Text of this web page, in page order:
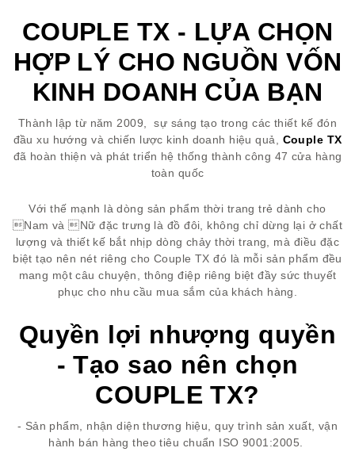
COUPLE TX - LỰA CHỌN
HỢP LÝ CHO NGUỒN VỐN
KINH DOANH CỦA BẠN
Thành lập từ năm 2009, sự sáng tạo trong các thiết kế đón
đầu xu hướng và chiến lược kinh doanh hiệu quả, Couple TX
đã hoàn thiện và phát triển hệ thống thành công 47 cửa hàng
toàn quốc
Với thế mạnh là dòng sản phẩm thời trang trẻ dành cho
Nam và Nữ đặc trưng là đồ đôi, không chỉ dừng lại ở chất
lượng và thiết kế bắt nhịp dòng chảy thời trang, mà điều đặc
biệt tạo nên nét riêng cho Couple TX đó là mỗi sản phẩm đều
mang một câu chuyện, thông điệp riêng biệt đầy sức thuyết
phục cho nhu cầu mua sắm của khách hàng.
Quyền lợi nhượng quyền
- Tạo sao nên chọn
COUPLE TX?
- Sản phẩm, nhận diện thương hiệu, quy trình sản xuất, vận
hành bán hàng theo tiêu chuẩn ISO 9001:2005.